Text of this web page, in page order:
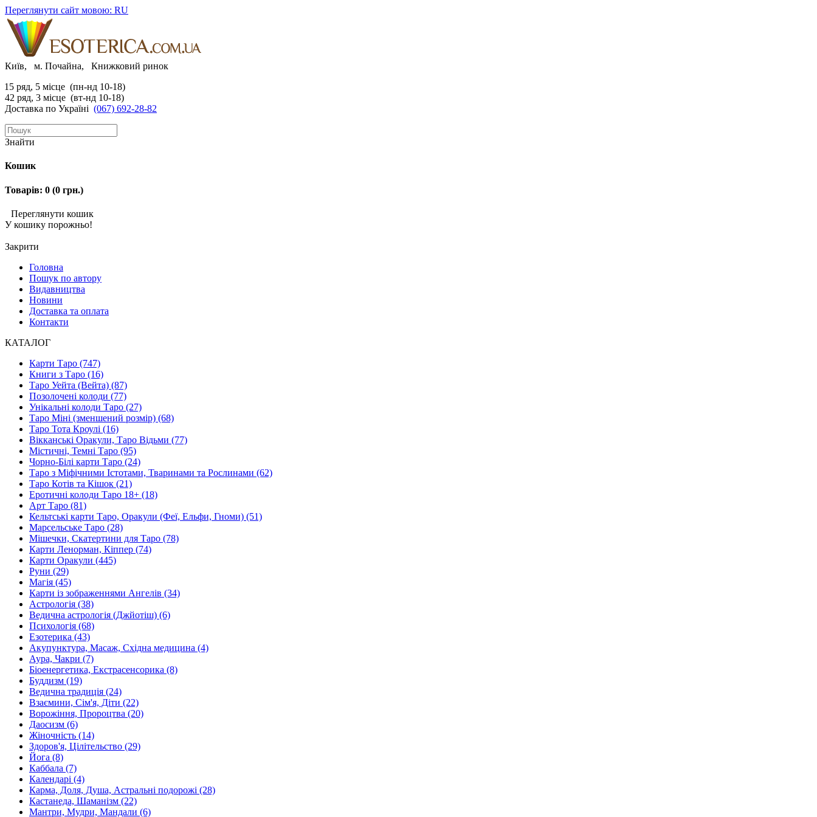
Переглянути сайт мовою: RU
Київ, м. Почайна, Книжковий ринок
15 ряд, 5 місце (пн-нд 10-18)
42 ряд, 3 місце (вт-нд 10-18)
Доставка по Україні (067) 692-28-82
Знайти
Кошик
Товарів: 0 (0 грн.)
Переглянути кошик
У кошику порожньо!
Закрити
Головна
Пошук по автору
Видавництва
Новини
Доставка та оплата
Контакти
КАТАЛОГ
Карти Таро (747)
Книги з Таро (16)
Таро Уейта (Вейта) (87)
Позолочені колоди (77)
Унікальні колоди Таро (27)
Таро Міні (зменшений розмір) (68)
Таро Тота Кроулі (16)
Вікканські Оракули, Таро Відьми (77)
Містичні, Темні Таро (95)
Чорно-Білі карти Таро (24)
Таро з Міфічними Істотами, Тваринами та Рослинами (62)
Таро Котів та Кішок (21)
Еротичні колоди Таро 18+ (18)
Арт Таро (81)
Кельтські карти Таро, Оракули (Феї, Ельфи, Гноми) (51)
Марсельське Таро (28)
Мішечки, Скатертини для Таро (78)
Карти Ленорман, Кіппер (74)
Карти Оракули (445)
Руни (29)
Магія (45)
Карти із зображеннями Ангелів (34)
Астрологія (38)
Ведична астрологія (Джйотіш) (6)
Психологія (68)
Езотерика (43)
Акупунктура, Масаж, Східна медицина (4)
Аура, Чакри (7)
Біоенергетика, Екстрасенсорика (8)
Буддизм (19)
Ведична традиція (24)
Взаємини, Сім'я, Діти (22)
Ворожіння, Пророцтва (20)
Даосизм (6)
Жіночність (14)
Здоров'я, Цілітельство (29)
Йога (8)
Каббала (7)
Календарі (4)
Карма, Доля, Душа, Астральні подорожі (28)
Кастанеда, Шаманізм (22)
Мантри, Мудри, Мандали (6)